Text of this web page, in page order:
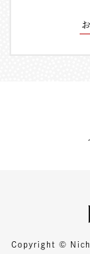
Copyright ©